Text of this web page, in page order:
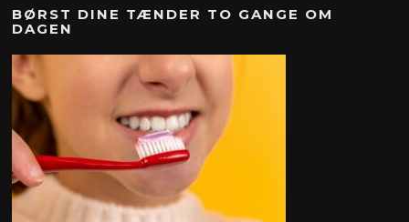
BØRST DINE TÆNDER TO GANGE OM
DAGEN